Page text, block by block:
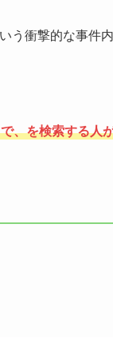
う衝撃的な事件内
、を検索する人